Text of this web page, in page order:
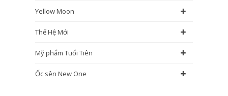
Yellow Moon +
Thế Hệ Mới +
Mỹ phẩm Tuổi Tiên +
Ốc sên New One +